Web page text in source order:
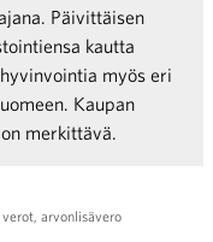
Päivittäisen
kautta
myös eri
Kaupan
merkittävä.
verot, arvonlisävero